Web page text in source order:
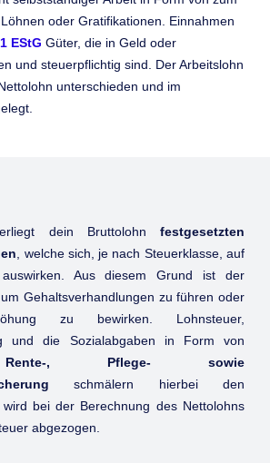
oder Gratifikationen. Einnahmen
EStG Güter, die in Geld oder
und steuerpflichtig sind. Der Arbeitslohn
unterschieden und im
dein Bruttolohn festgesetzten
, welche sich, je nach Steuerklasse, auf
Aus diesem Grund ist der
Gehaltsverhandlungen zu führen oder
zu bewirken. Lohnsteuer,
und die Sozialabgaben in Form von
, Pflege- sowie
schmälern hierbei den
bei der Berechnung des Nettolohns
abgezogen.